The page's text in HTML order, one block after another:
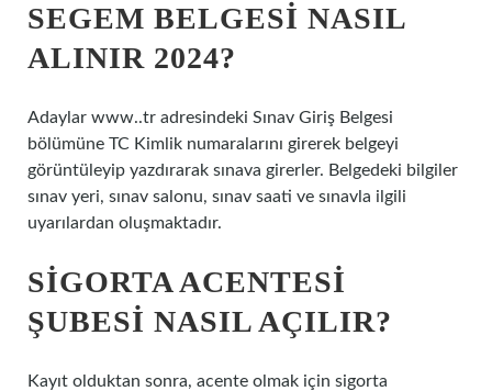
SEGEM BELGESI NASIL
ALINIR 2024?
Adaylar www..tr adresindeki Sınav Giriş Belgesi
bölümüne TC Kimlik numaralarını girerek belgeyi
görüntüleyip yazdırarak sınava girerler. Belgedeki bilgiler
sınav yeri, sınav salonu, sınav saati ve sınavla ilgili
uyarılardan oluşmaktadır.
SIGORTA ACENTESI
ŞUBESI NASIL AÇILIR?
Kayıt olduktan sonra, acente olmak için sigorta